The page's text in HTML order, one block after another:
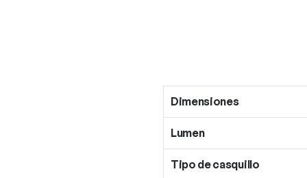
Dimensiones
Lumen
Tipo de casquillo